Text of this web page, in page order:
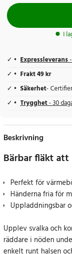
I
Expressleverans-
Frakt 49 kr
Säkerhet-
Trygghet- 30
Beskrivning
Bärbar fläkt att
Perfekt för
Händerna fria för
Uppladdningsbar
Upplev svalka och
räddare i nöden
enkelt runt halsen